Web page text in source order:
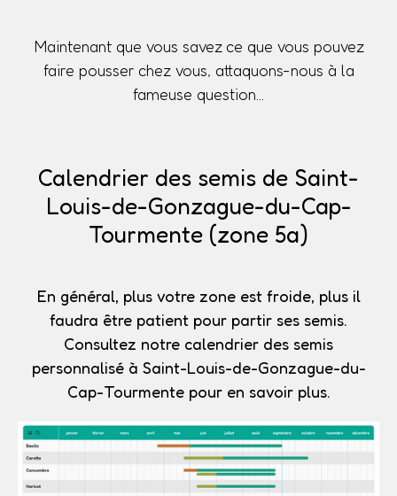
Maintenant que vous savez ce que vous pouvez
faire pousser chez vous, attaquons-nous à la
fameuse question...
Calendrier des semis de Saint-
Louis-de-Gonzague-du-Cap-
Tourmente (zone 5a)
En général, plus votre zone est froide, plus il
faudra être patient pour partir ses semis.
Consultez notre calendrier des semis
personnalisé à Saint-Louis-de-Gonzague-du-
Cap-Tourmente pour en savoir plus.